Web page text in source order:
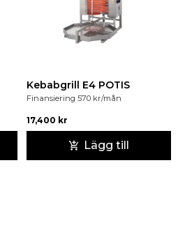
Kebabgrill E4 POTIS
Finansiering 570 kr/mån
17,400 kr
Lägg till